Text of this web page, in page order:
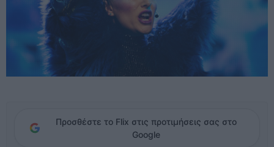
Προσθέστε το Flix στις προτιμήσεις σας στο
Google